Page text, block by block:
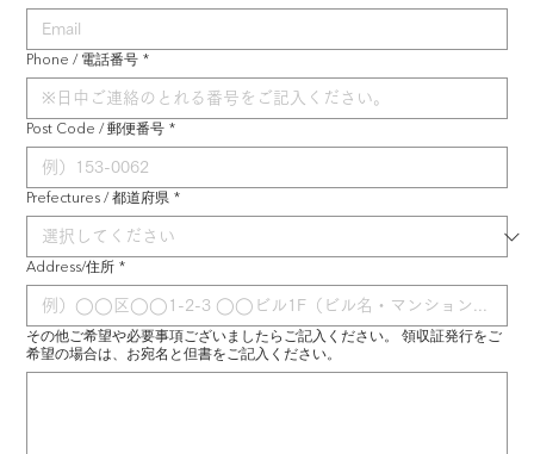
Phone / 電話番号 *
Post Code / 郵便番号 *
Prefectures / 都道府県 *
Address/住所 *
その他ご希望や必要事項ございましたらご記入ください。 領収証発行をご
希望の場合は、お宛名と但書をご記入ください。